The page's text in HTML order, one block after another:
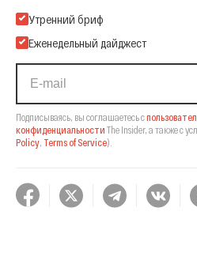
Подпишитесь на нашу Email-
Утренний бриф
Еженедельный дайджест
Подписываясь, вы соглашаетесь с
конфиденциальности The Insider, а также с
Policy Terms of Service).